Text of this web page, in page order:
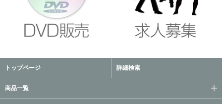
トップページ 詳細検索
商品一覧